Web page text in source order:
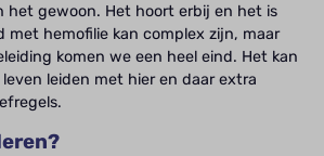
het gewoon. Het hoort erbij en het is
met hemofilie kan complex zijn, maar
komen we een heel eind. Het kan
leven leiden met hier en daar extra